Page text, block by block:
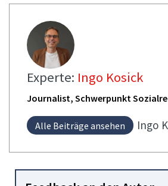
Experte: Ingo Kosick
Journalist, Schwerpunkt
Alle Beiträge ansehen Ingo